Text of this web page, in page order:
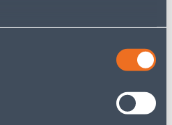
Ежемесячный платеж 14.17 €